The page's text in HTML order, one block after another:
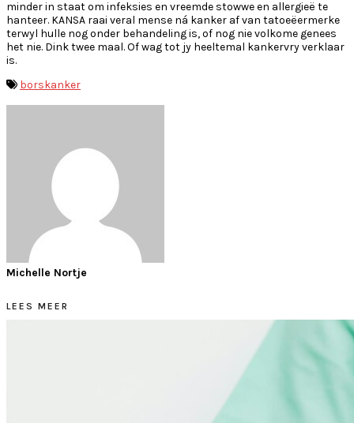
minder in staat om infeksies en vreemde stowwe en allergieë te
hanteer. KANSA raai veral mense ná kanker af van tatoeëermerke
terwyl hulle nog onder behandeling is, of nog nie volkome genees
het nie. Dink twee maal. Of wag tot jy heeltemal kankervry verklaar
is.
borskanker
Michelle Nortje
LEES MEER